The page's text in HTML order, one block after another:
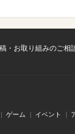
・お取り組みのご相
ゲーム イベント